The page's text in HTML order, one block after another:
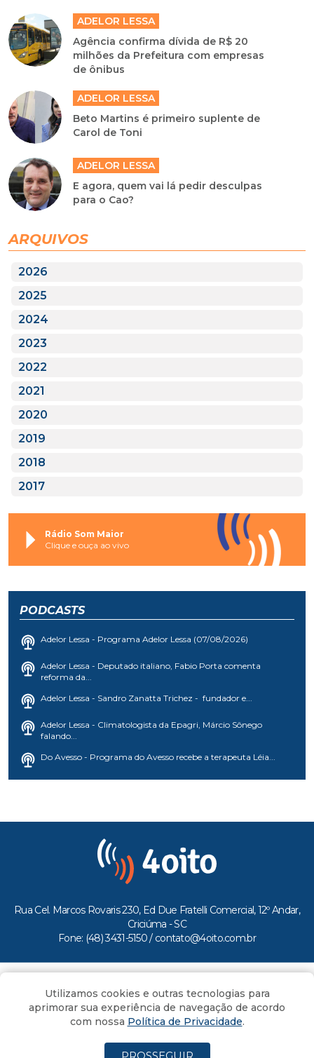
ADELOR LESSA
Agência confirma dívida de R$ 20
milhões da Prefeitura com empresas
de ônibus
ADELOR LESSA
Beto Martins é primeiro suplente de
Carol de Toni
ADELOR LESSA
E agora, quem vai lá pedir desculpas
para o Cao?
ARQUIVOS
2026
2025
2024
2023
2022
2021
2020
2019
2018
2017
Rádio Som Maior
Clique e ouça ao vivo
PODCASTS
Adelor Lessa - Programa Adelor Lessa (07/08/2026)
Adelor Lessa - Deputado italiano, Fabio Porta comenta
reforma da...
Adelor Lessa - Sandro Zanatta Trichez - fundador e...
Adelor Lessa - Climatologista da Epagri, Márcio Sônego
falando...
Do Avesso - Programa do Avesso recebe a terapeuta Léia...
Rua Cel. Marcos Rovaris 230, Ed Due Fratelli Comercial, 12º Andar,
Criciúma - SC
Fone: (48) 3431-5150 / contato@4oito.com.br
Todos os direitos reservados ao Portal 4oito
Utilizamos cookies e outras tecnologias para
aprimorar sua experiência de navegação de acordo
com nossa Política de Privacidade.